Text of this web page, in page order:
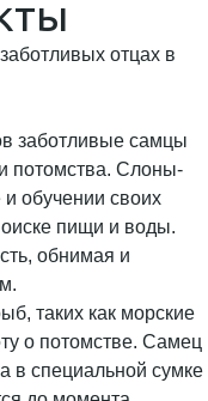
отцах в
заботливые самцы
потомства. Слоны-
обучении своих
пищи и воды.
обнимая и
таких как морские
о потомстве. Самец
в специальной сумке